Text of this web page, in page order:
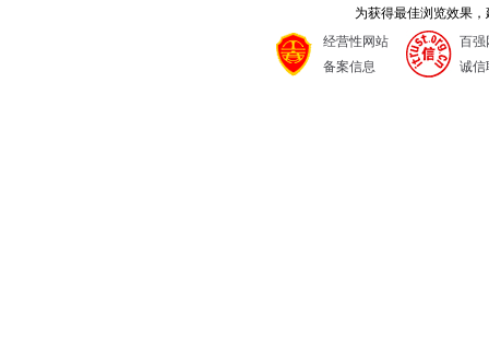
为获得最佳浏览效果
经营性网站
备案信息
百强
诚信